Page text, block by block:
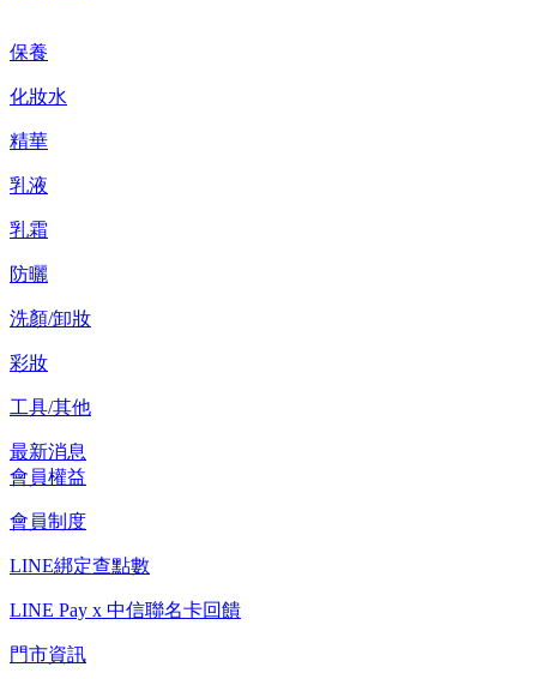
保養
化妝水
精華
乳液
乳霜
防曬
洗顏/卸妝
彩妝
工具/其他
最新消息
會員權益
會員制度
LINE綁定查點數
LINE Pay x 中信聯名卡回饋
門市資訊